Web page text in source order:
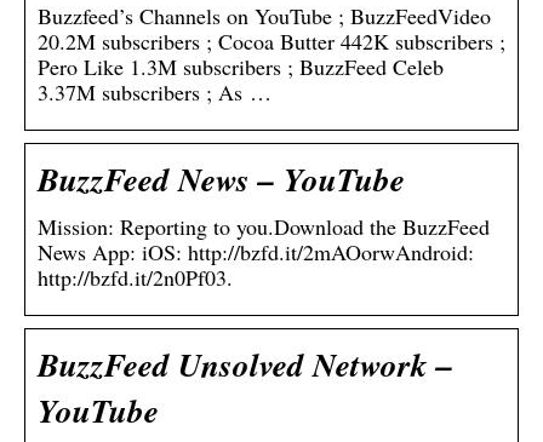
Buzzfeed’s Channels on YouTube ; BuzzFeedVideo
20.2M subscribers ; Cocoa Butter 442K subscribers ;
Pero Like 1.3M subscribers ; BuzzFeed Celeb
3.37M subscribers ; As …
BuzzFeed News – YouTube
Mission: Reporting to you.Download the BuzzFeed
News App: iOS: http://bzfd.it/2mAOorwAndroid:
http://bzfd.it/2n0Pf03.
BuzzFeed Unsolved Network –
YouTube